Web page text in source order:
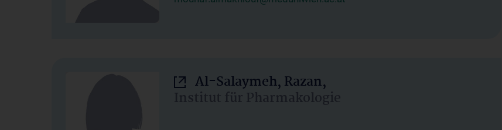
Al-Salaymeh, Razan,
Institut für Pharmakologie